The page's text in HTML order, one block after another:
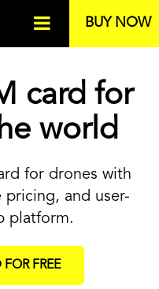
BUY NOW
card for
world
for drones with
pricing, and user-
platform.
FREE